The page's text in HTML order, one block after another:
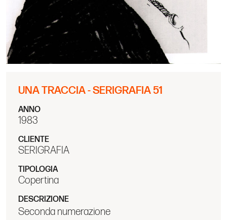
UNA TRACCIA - SERIGRAFIA 51
ANNO
1983
CLIENTE
SERIGRAFIA
TIPOLOGIA
Copertina
DESCRIZIONE
Seconda numerazione